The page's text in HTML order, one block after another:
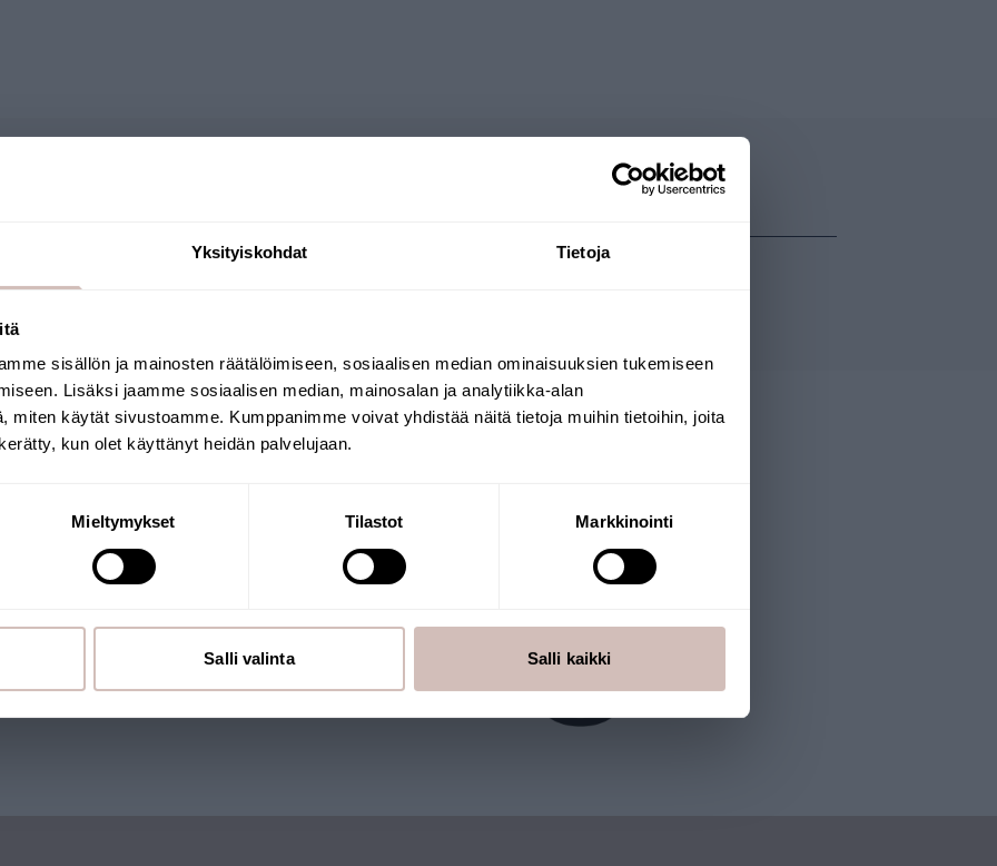
Yksityiskohdat Tietoja
sisällön ja mainosten räätälöimiseen, sosiaalisen median ominaisuuksien tukemiseen
Lisäksi jaamme sosiaalisen median, mainosalan ja analytiikka-alan
miten käytät sivustoamme. Kumppanimme voivat yhdistää näitä tietoja muihin tietoihin, joita
kun olet käyttänyt heidän palvelujaan.
Mieltymykset Tilastot Markkinointi
Salli valinta Salli kaikki
Verkkokauppaa pitää
Myös monilla
Valitse toimitusmaa ja kieli jatkaaksesi
Toimitusmaa